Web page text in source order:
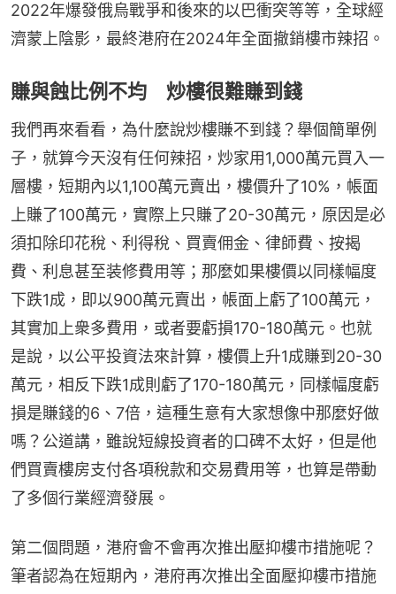
2022年爆發俄烏戰爭和後來的以巴衝突等等，全球經
濟蒙上陰影，最終港府在2024年全面撤銷樓市辣招。
賺與蝕比例不均 炒樓很難賺到錢
我們再來看看，為什麼說炒樓賺不到錢？舉個簡單例
子，就算今天沒有任何辣招，炒家用1,000萬元買入一
層樓，短期內以1,100萬元賣出，樓價升了10%，帳面
上賺了100萬元，實際上只賺了20-30萬元，原因是必
須扣除印花稅、利得稅、買賣佣金、律師費、按揭
費、利息甚至装修費用等；那麼如果樓價以同樣幅度
下跌1成，即以900萬元賣出，帳面上虧了100萬元，
其實加上衆多費用，或者要虧損170-180萬元。也就
是說，以公平投資法來計算，樓價上升1成賺到20-30
萬元，相反下跌1成則虧了170-180萬元，同樣幅度虧
損是賺錢的6、7倍，這種生意有大家想像中那麼好做
嗎？公道講，雖說短線投資者的口碑不太好，但是他
們買賣樓房支付各項稅款和交易費用等，也算是帶動
了多個行業經濟發展。
第二個問題，港府會不會再次推出壓抑樓市措施呢？
筆者認為在短期內，港府再次推出全面壓抑樓市措施